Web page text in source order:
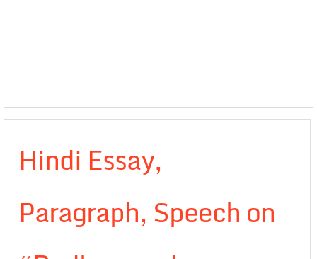
Hindi Essay,
Paragraph, Speech on